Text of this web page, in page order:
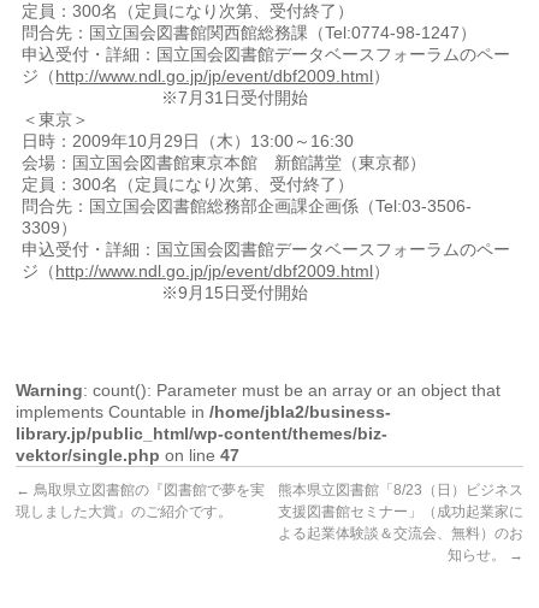
定員：300名（定員になり次第、受付終了）
問合先：国立国会図書館関西館総務課（Tel:0774-98-1247）
申込受付・詳細：国立国会図書館データベースフォーラムのペー
ジ（http://www.ndl.go.jp/jp/event/dbf2009.html）
※7月31日受付開始
＜東京＞
日時：2009年10月29日（木）13:00～16:30
会場：国立国会図書館東京本館 新館講堂（東京都）
定員：300名（定員になり次第、受付終了）
問合先：国立国会図書館総務部企画課企画係（Tel:03-3506-
3309）
申込受付・詳細：国立国会図書館データベースフォーラムのペー
ジ（http://www.ndl.go.jp/jp/event/dbf2009.html）
※9月15日受付開始
Warning: count(): Parameter must be an array or an object that
implements Countable in/home/jbla2/business-
library.jp/public_html/wp-content/themes/biz-
vektor/single.php on line47
← 鳥取県立図書館の『図書館で夢を実
現しました大賞』のご紹介です。
熊本県立図書館「8/23（日）ビジネス
支援図書館セミナー」（成功起業家に
よる起業体験談＆交流会、無料）のお
知らせ。
→